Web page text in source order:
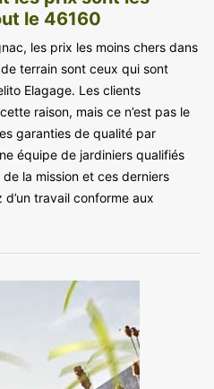
le 46160
les prix les moins chers dans
terrain sont ceux qui sont
Elagage. Les clients
raison, mais ce n’est pas le
garanties de qualité par
équipe de jardiniers qualifiés
la mission et ces derniers
travail conforme aux